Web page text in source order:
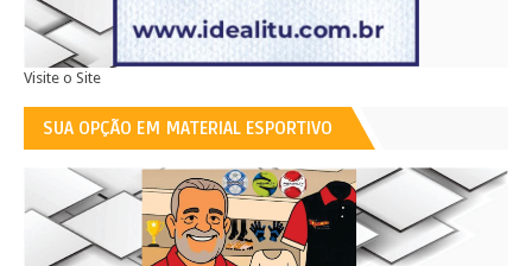
Visite o Site
SUA OPÇÃO EM MATERIAL ESPORTIVO